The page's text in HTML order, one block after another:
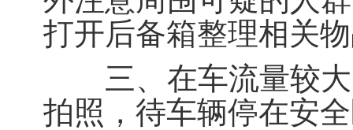
打开后备箱整理相关
三、在车流量较大
拍照，待车辆停在安